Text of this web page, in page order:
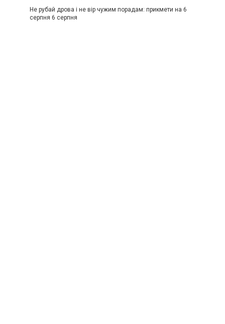
Не рубай дрова і не вір чужим порадам: прикмети на 6
серпня 6 серпня